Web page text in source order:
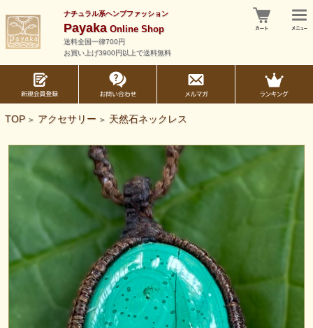
ナチュラル系ヘンプファッション
PayakaOnline Shop
送料全国一律700円
お買い上げ3900円以上で送料無料
TOP > アクセサリー > 天然石ネックレス